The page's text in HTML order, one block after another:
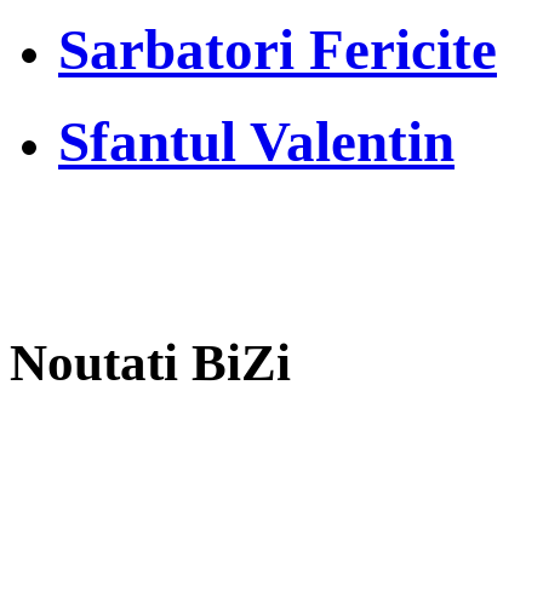
Sarbatori Fericite
Sfantul Valentin
Noutati BiZi